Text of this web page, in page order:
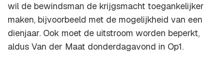
wil de bewindsman de krijgsmacht toegankelijker
maken, bijvoorbeeld met de mogelijkheid van een
dienjaar. Ook moet de uitstroom worden beperkt,
aldus Van der Maat donderdagavond in Op1.